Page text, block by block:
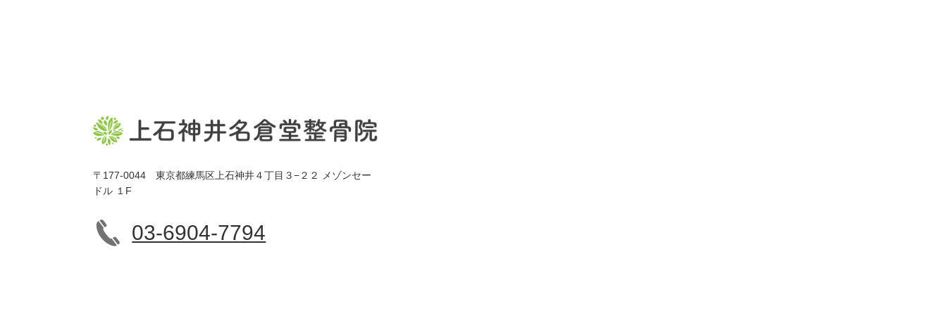
〒177-0044 東京都練馬区上石神井４丁目３−２２ メゾンセー
ドル １F
03-6904-7794